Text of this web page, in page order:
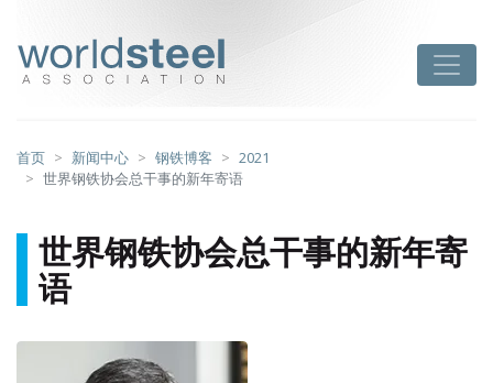
首页 新闻中心 钢铁博客
2021
世界钢铁协会总干事的新年寄语
世界钢铁协会总干事的新年寄
语